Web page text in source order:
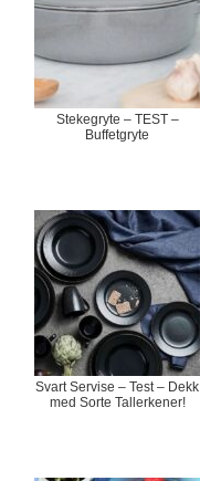
Stekegryte – TEST –
Buffetgryte
Svart Servise – Test – Dekk
med Sorte Tallerkener!